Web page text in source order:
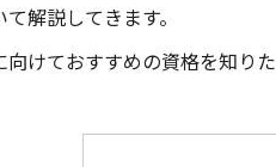
解説してきます。
向けておすすめの資格を知り